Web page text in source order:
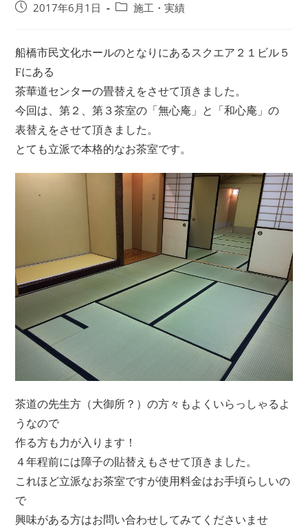
投
開
日:
2017年6月1日
投
テ
ー:
施工・実績
船橋市民文化ホールのとなりにあるスクエア２１ビル５
Fにある
茶華道センターの畳替えをさせて頂きました。
今回は、第２、第３茶室の「無心庵」と「和心庵」の
表替えをさせて頂きました。
とても立派で本格的なお茶室です。
茶道の先生方（大御所？）の方々もよくいらっしゃるよ
うなので
作る方も力が入ります！
４年程前には障子の貼替えもさせて頂きました。
これほど立派なお茶室ですが使用料金はお手頃らしいの
で
興味がある方はお問い合わせしてみてくださいませ